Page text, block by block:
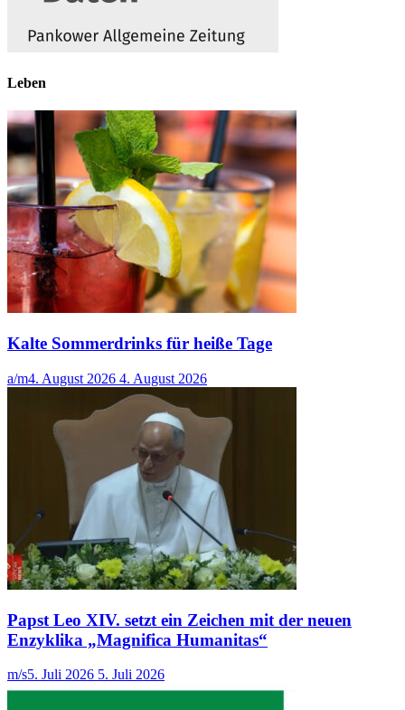
Leben
Kalte Sommerdrinks für heiße Tage
a/m4. August 2026 4. August 2026
Papst Leo XIV. setzt ein Zeichen mit der neuen
Enzyklika „Magnifica Humanitas“
m/s5. Juli 2026 5. Juli 2026